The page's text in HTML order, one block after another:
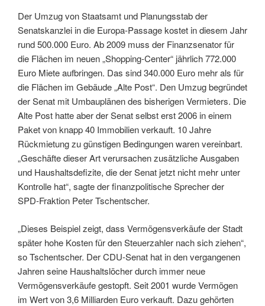
Der Umzug von Staatsamt und Planungsstab der
Senatskanzlei in die Europa-Passage kostet in diesem Jahr
rund 500.000 Euro. Ab 2009 muss der Finanzsenator für
die Flächen im neuen „Shopping-Center“ jährlich 772.000
Euro Miete aufbringen. Das sind 340.000 Euro mehr als für
die Flächen im Gebäude „Alte Post“. Den Umzug begründet
der Senat mit Umbauplänen des bisherigen Vermieters. Die
Alte Post hatte aber der Senat selbst erst 2006 in einem
Paket von knapp 40 Immobilien verkauft. 10 Jahre
Rückmietung zu günstigen Bedingungen waren vereinbart.
„Geschäfte dieser Art verursachen zusätzliche Ausgaben
und Haushaltsdefizite, die der Senat jetzt nicht mehr unter
Kontrolle hat“, sagte der finanzpolitische Sprecher der
SPD-Fraktion Peter Tschentscher.
„Dieses Beispiel zeigt, dass Vermögensverkäufe der Stadt
später hohe Kosten für den Steuerzahler nach sich ziehen“,
so Tschentscher. Der CDU-Senat hat in den vergangenen
Jahren seine Haushaltslöcher durch immer neue
Vermögensverkäufe gestopft. Seit 2001 wurde Vermögen
im Wert von 3,6 Milliarden Euro verkauft. Dazu gehörten